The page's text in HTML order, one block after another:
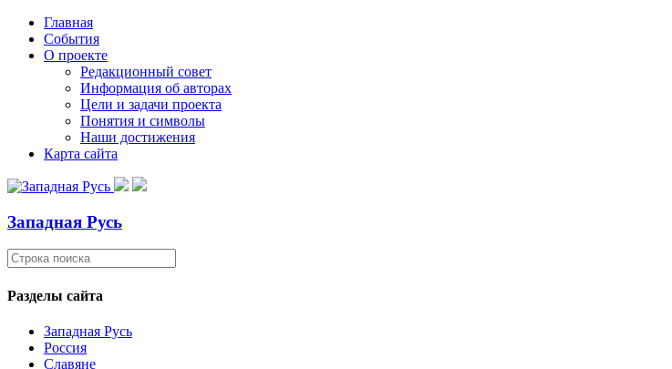
Главная
События
О проекте
Редакционный совет
Информация об авторах
Цели и задачи проекта
Понятия и символы
Наши достижения
Карта сайта
Западная Русь
Разделы сайта
Западная Русь
Россия
Славяне